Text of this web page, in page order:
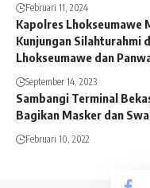
Februari 11, 2024
Kapolres Lhokseumawe
Kunjungan Silahturahmi
Lhokseumawe dan
September 14, 2023
Sambangi Terminal
Bagikan Masker dan
Februari 10, 2022